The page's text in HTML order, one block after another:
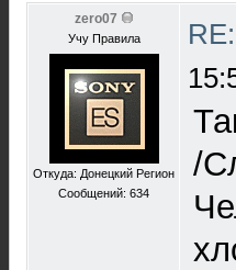
zero07
Учу Правила
Откуда: Донецкий Регион
Сообщений: 634
/